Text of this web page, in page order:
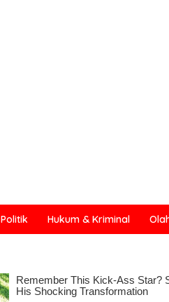
Politik Hukum & Kriminal